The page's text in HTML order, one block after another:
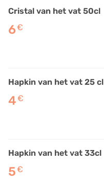
Cristal van het vat 50cl
6€
Hapkin van het vat 25 cl
4€
Hapkin van het vat 33cl
5€